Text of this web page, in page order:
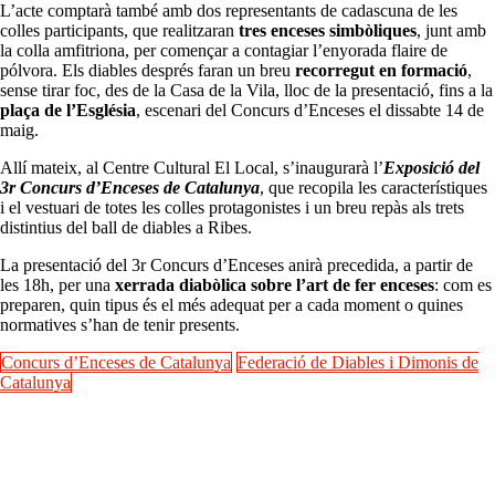
L’acte comptarà també amb dos representants de cadascuna de les
colles participants, que realitzaran tres enceses simbòliques, junt amb
la colla amfitriona, per començar a contagiar l’enyorada flaire de
pólvora. Els diables després faran un breu recorregut en formació,
sense tirar foc, des de la Casa de la Vila, lloc de la presentació, fins a la
plaça de l’Església, escenari del Concurs d’Enceses el dissabte 14 de
maig.
Allí mateix, al Centre Cultural El Local, s’inaugurarà l’Exposició del
3r Concurs d’Enceses de Catalunya, que recopila les característiques
i el vestuari de totes les colles protagonistes i un breu repàs als trets
distintius del ball de diables a Ribes.
La presentació del 3r Concurs d’Enceses anirà precedida, a partir de
les 18h, per una xerrada diabòlica sobre l’art de fer enceses: com es
preparen, quin tipus és el més adequat per a cada moment o quines
normatives s’han de tenir presents.
Concurs d’Enceses de Catalunya Federació de Diables i Dimonis de
Catalunya